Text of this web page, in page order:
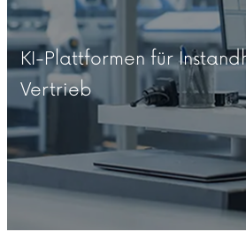
KI-Plattformen für
Vertrieb